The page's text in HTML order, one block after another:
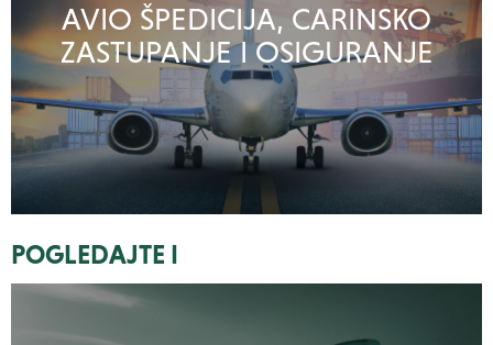
AVIO ŠPEDICIJA, CARINSKO
ZASTUPANJE I OSIGURANJE
POGLEDAJTE I